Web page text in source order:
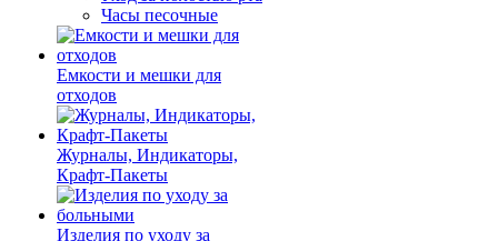
Часы песочные
Емкости и мешки для
отходов
Журналы, Индикаторы,
Крафт-Пакеты
Изделия по уходу за